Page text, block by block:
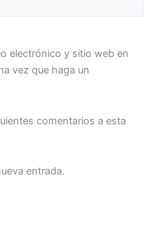
electrónico y sitio web en
vez que haga un
comentarios a esta
entrada.